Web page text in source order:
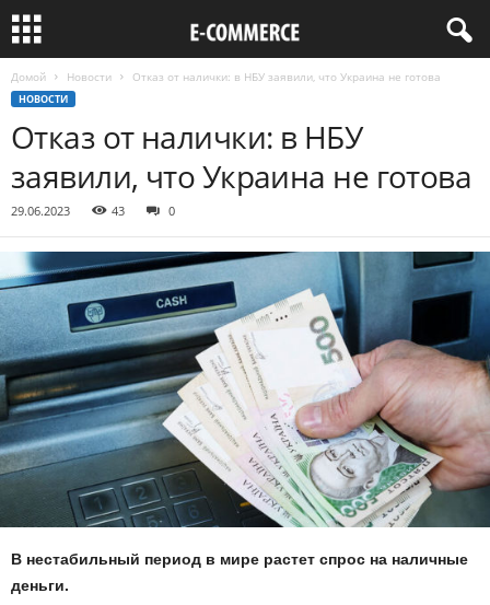
Домой Новости Отказ от налички: в НБУ заявили, что Украина не готова
НОВОСТИ
Отказ от налички: в НБУ
заявили, что Украина не готова
29.06.2023 43 0
В нестабильный период в мире растет спрос на наличные
деньги.